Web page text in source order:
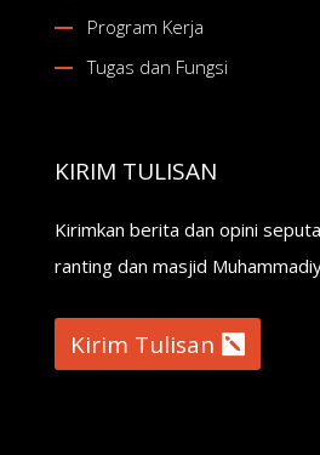
Program Kerja
Tugas dan Fungsi
KIRIM TULISAN
Kirimkan berita dan opini
ranting dan masjid
Kirim Tulisan